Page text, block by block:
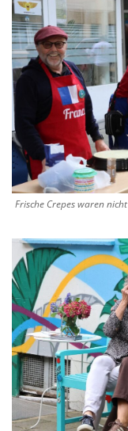
Frische Crepes waren